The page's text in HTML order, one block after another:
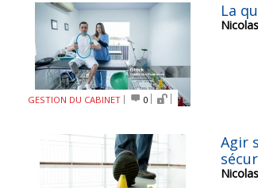
GESTION DU CABINET 0
La
Agir